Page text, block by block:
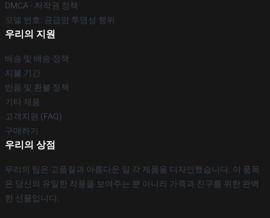
DMCA - 저작권 정책
모델 번호: 공급망 투명성 행위
우리의 지원
배송 및 배송 정책
지불 기간
반품 및 환불 정책
기타 제품
고객지원 (FAQ)
구매하기
우리의 상점
우리의 팀은 고품질과 아름다운 일 각 제품을 디자인했습니다. 이 품목
은 당신의 유일한 작풍을 보여주는 뿐 아니라 가족과 친구를 위한 완벽
한 선물입니다.